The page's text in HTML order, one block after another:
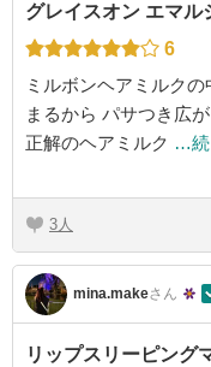
グレイスオン エマル
6
ミルボンヘアミルク
まるから パサつき広
正解のヘアミルク …続
3
mina.makeさん
リップスリーピング